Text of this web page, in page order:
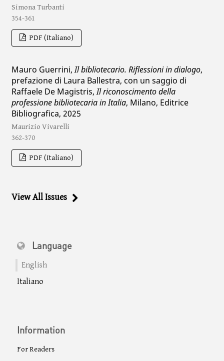
Simona Turbanti
354-361
PDF (Italiano)
Mauro Guerrini,Il bibliotecario. Riflessioni in dialogo,
prefazione di Laura Ballestra, con un saggio di
Raffaele De Magistris,Il riconoscimento della
professione bibliotecaria in Italia, Milano, Editrice
Bibliografica, 2025
Maurizio Vivarelli
362-370
PDF (Italiano)
View All Issues
Language
English
Italiano
Information
For Readers